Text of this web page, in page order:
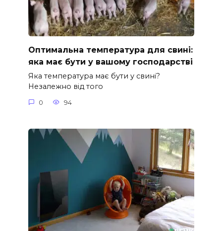
Оптимальна температура для свині:
яка має бути у вашому господарстві
Яка температура має бути у свині?
Незалежно від того
0 94